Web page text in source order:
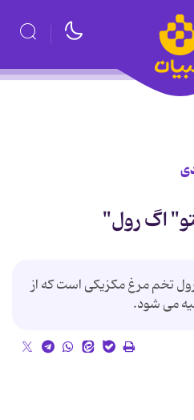
اگ رول"
تخم مرغ مکزیکی است که از
می شود.